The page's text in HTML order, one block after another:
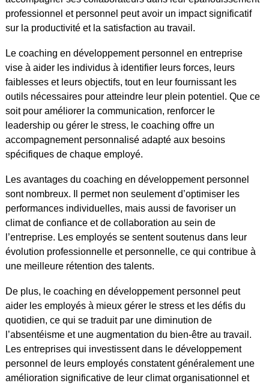
professionnel et personnel peut avoir un impact significatif
sur la productivité et la satisfaction au travail.
Le coaching en développement personnel en entreprise
vise à aider les individus à identifier leurs forces, leurs
faiblesses et leurs objectifs, tout en leur fournissant les
outils nécessaires pour atteindre leur plein potentiel. Que ce
soit pour améliorer la communication, renforcer le
leadership ou gérer le stress, le coaching offre un
accompagnement personnalisé adapté aux besoins
spécifiques de chaque employé.
Les avantages du coaching en développement personnel
sont nombreux. Il permet non seulement d’optimiser les
performances individuelles, mais aussi de favoriser un
climat de confiance et de collaboration au sein de
l’entreprise. Les employés se sentent soutenus dans leur
évolution professionnelle et personnelle, ce qui contribue à
une meilleure rétention des talents.
De plus, le coaching en développement personnel peut
aider les employés à mieux gérer le stress et les défis du
quotidien, ce qui se traduit par une diminution de
l’absentéisme et une augmentation du bien-être au travail.
Les entreprises qui investissent dans le développement
personnel de leurs employés constatent généralement une
amélioration significative de leur climat organisationnel et